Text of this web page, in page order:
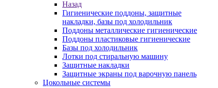
Назад
Гигиенические поддоны, защитные
накладки, базы под холодильник
Поддоны металлические гигиенические
Поддоны пластиковые гигиенические
Базы под холодильник
Лотки под стиральную машину
Защитные накладки
Защитные экраны под варочную панель
Цокольные системы